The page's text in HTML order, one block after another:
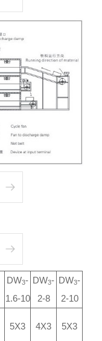
DW3-
1.6-10
DW3-
2-8
DW3-
2-10
5X3 4X3 5X3